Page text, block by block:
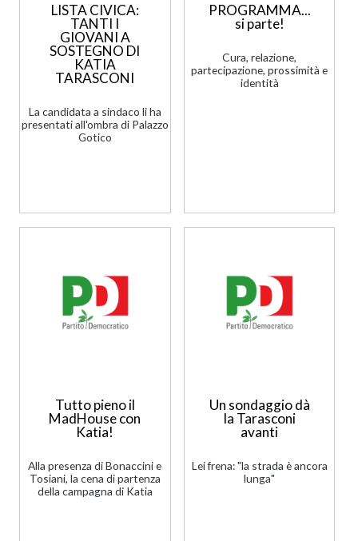
LISTA CIVICA:
TANTI I
GIOVANI A
SOSTEGNO DI
KATIA
TARASCONI
La candidata a sindaco li ha
presentati all'ombra di Palazzo
Gotico
PROGRAMMA...
si parte!
Cura, relazione,
partecipazione, prossimità e
identità
Tutto pieno il
MadHouse con
Katia!
Alla presenza di Bonaccini e
Tosiani, la cena di partenza
della campagna di Katia
Un sondaggio dà
la Tarasconi
avanti
Lei frena: "la strada è ancora
lunga"